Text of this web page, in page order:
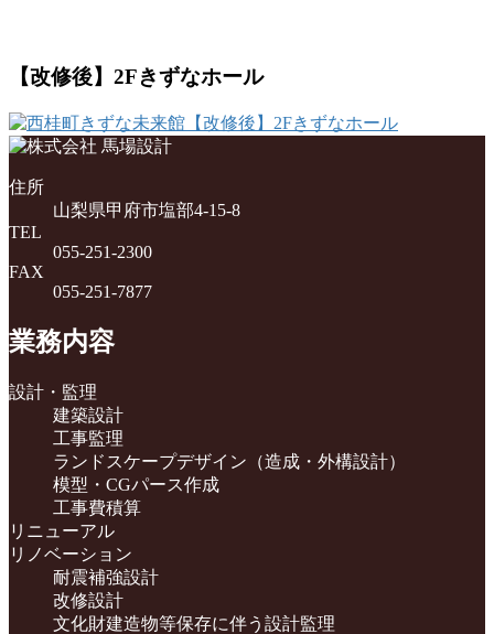
【改修後】2Fきずなホール
住所
山梨県甲府市塩部4-15-8
TEL
055-251-2300
FAX
055-251-7877
業務内容
設計・監理
建築設計
工事監理
ランドスケープデザイン（造成・外構設計）
模型・CGパース作成
工事費積算
リニューアル
リノベーション
耐震補強設計
改修設計
文化財建造物等保存に伴う設計監理